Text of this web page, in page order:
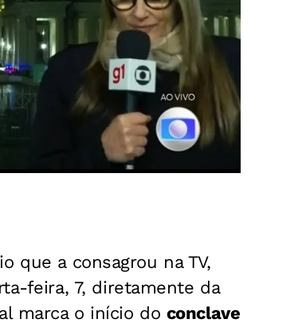
que a consagrou na TV,
feira, 7, diretamente da
marca o início do conclave